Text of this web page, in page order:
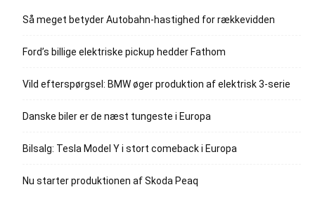
Så meget betyder Autobahn-hastighed for rækkevidden
Ford’s billige elektriske pickup hedder Fathom
Vild efterspørgsel: BMW øger produktion af elektrisk 3-serie
Danske biler er de næst tungeste i Europa
Bilsalg: Tesla Model Y i stort comeback i Europa
Nu starter produktionen af Skoda Peaq